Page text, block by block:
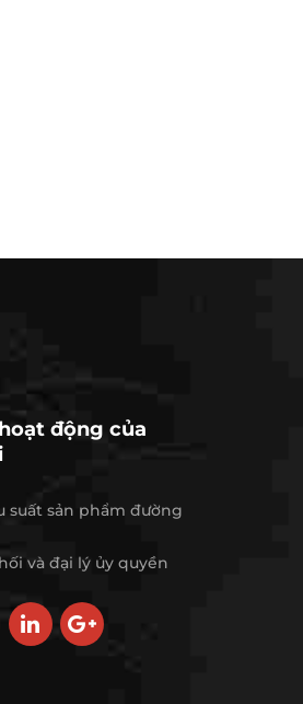
động của
suất sản phẩm đường
và đại lý ủy quyền